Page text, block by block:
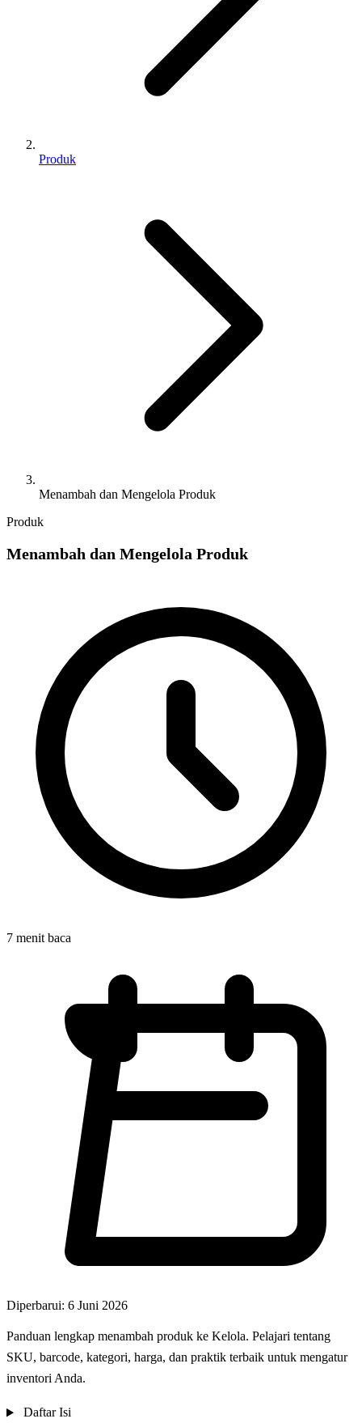
Produk
Menambah dan Mengelola Produk
Produk
Menambah dan Mengelola Produk
7 menit baca
Diperbarui: 6 Juni 2026
Panduan lengkap menambah produk ke Kelola. Pelajari tentang
SKU, barcode, kategori, harga, dan praktik terbaik untuk mengatur
inventori Anda.
Daftar Isi